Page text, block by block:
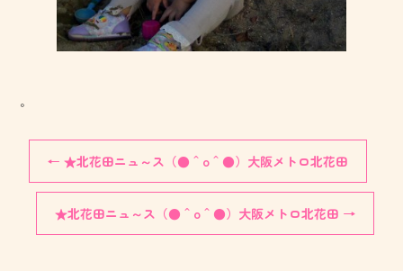
。
← ★北花田ニュ～ス（●＾o＾●）大阪メトロ北花田
★北花田ニュ～ス（●＾o＾●）大阪メトロ北花田 →